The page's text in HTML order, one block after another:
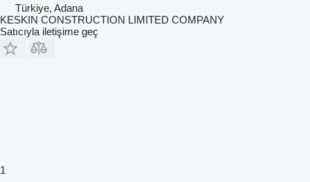
Türkiye, Adana
KESKIN CONSTRUCTION LIMITED COMPANY
Satıcıyla iletişime geç
1